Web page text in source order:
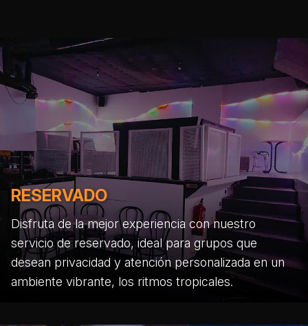
RESERVADO
Disfruta de la mejor experiencia con nuestro
servicio de reservado, ideal para grupos que
desean privacidad y atención personalizada en un
ambiente vibrante, los ritmos tropicales.